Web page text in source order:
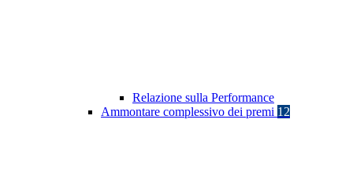
Relazione sulla Performance
Ammontare complessivo dei premi 12